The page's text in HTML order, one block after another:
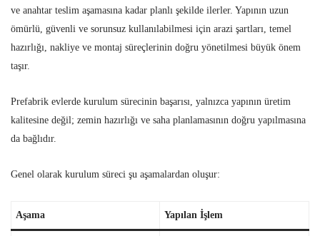
ve anahtar teslim aşamasına kadar planlı şekilde ilerler. Yapının uzun
ömürlü, güvenli ve sorunsuz kullanılabilmesi için arazi şartları, temel
hazırlığı, nakliye ve montaj süreçlerinin doğru yönetilmesi büyük önem
taşır.
Prefabrik evlerde kurulum sürecinin başarısı, yalnızca yapının üretim
kalitesine değil; zemin hazırlığı ve saha planlamasının doğru yapılmasına
da bağlıdır.
Genel olarak kurulum süreci şu aşamalardan oluşur:
Aşama Yapılan İşlem